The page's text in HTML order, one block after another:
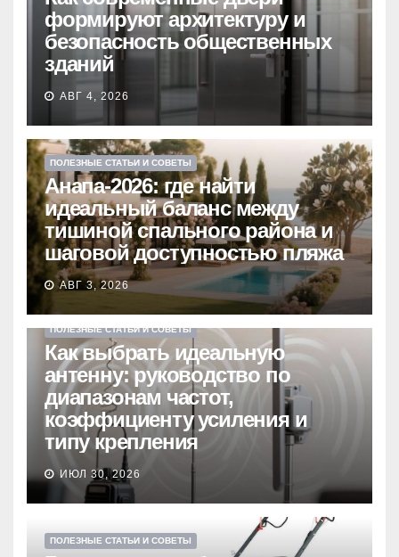
формируют архитектуру и
безопасность общественных
зданий
АВГ 4, 2026
ПОЛЕЗНЫЕ СТАТЬИ И СОВЕТЫ
Анапа-2026: где найти
идеальный баланс между
тишиной спального района и
шаговой доступностью пляжа
АВГ 3, 2026
ПОЛЕЗНЫЕ СТАТЬИ И СОВЕТЫ
Как выбрать идеальную
антенну: руководство по
диапазонам частот,
коэффициенту усиления и
типу крепления
ИЮЛ 30, 2026
ПОЛЕЗНЫЕ СТАТЬИ И СОВЕТЫ